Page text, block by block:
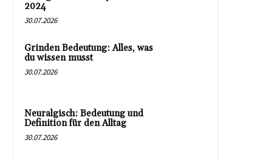
2024
30.07.2026
Grinden Bedeutung: Alles, was
du wissen musst
30.07.2026
Neuralgisch: Bedeutung und
Definition für den Alltag
30.07.2026